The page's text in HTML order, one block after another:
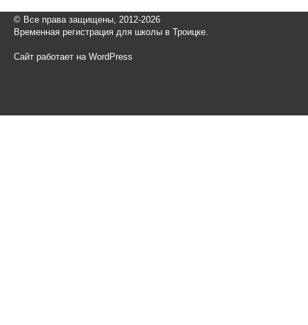
© Все права защищены, 2012-2026
Временная регистрация для школы в Троицке.
Сайт работает на WordPress